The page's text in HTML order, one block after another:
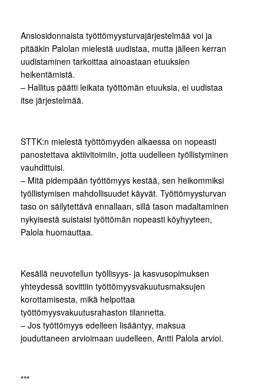
Ansiosidonnaista työttömyysturvajärjestelmää voi ja
pitääkin Palolan mielestä uudistaa, mutta jälleen kerran
uudistaminen tarkoittaa ainoastaan etuuksien
heikentämistä.
– Hallitus päätti leikata työttömän etuuksia, ei uudistaa
itse järjestelmää.
STTK:n mielestä työttömyyden alkaessa on nopeasti
panostettava aktiivitoimiin, jotta uudelleen työllistyminen
vauhdittuisi.
– Mitä pidempään työttömyys kestää, sen heikommiksi
työllistymisen mahdollisuudet käyvät. Työttömyysturvan
taso on säilytettävä ennallaan, sillä tason madaltaminen
nykyisestä suistaisi työttömän nopeasti köyhyyteen,
Palola huomauttaa.
Kesällä neuvotellun työllisyys- ja kasvusopimuksen
yhteydessä sovittiin työttömyysvakuutusmaksujen
korottamisesta, mikä helpottaa
työttömyysvakuutusrahaston tilannetta.
– Jos työttömyys edelleen lisääntyy, maksua
jouduttaneen arvioimaan uudelleen, Antti Palola arvioi.
***